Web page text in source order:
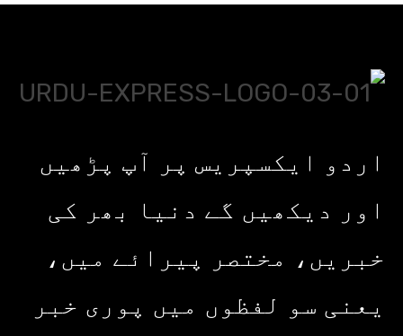
اردو ایکسپریس پر آپ پڑھیں
اور دیکھیں گے دنیا بھر کی
خبریں، مختصر پیرائے میں،
یعنی سو لفظوں میں پوری خبر